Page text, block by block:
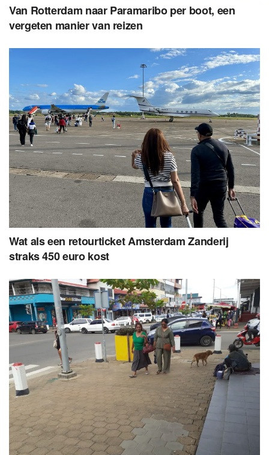
Van Rotterdam naar Paramaribo per boot, een
vergeten manier van reizen
Wat als een retourticket Amsterdam Zanderij
straks 450 euro kost